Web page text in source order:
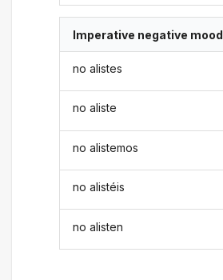
Imperative negative mood
no alistes
no aliste
no alistemos
no alistéis
no alisten